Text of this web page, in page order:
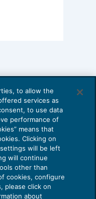
to allow the
services as
to use data
performance of
means that
Clicking on
will be left
will continue
other than
cookies, configure
please click on
about